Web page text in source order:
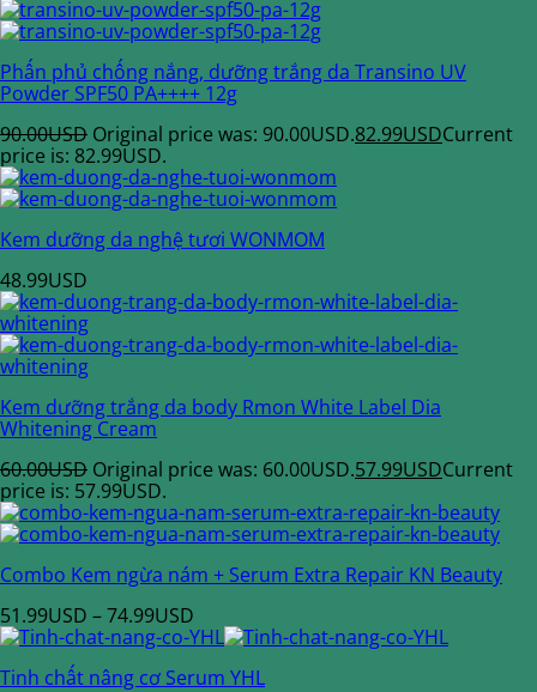
Phấn phủ chống nắng, dưỡng trắng da Transino UV
Powder SPF50 PA++++ 12g
90.00USD Original price was: 90.00USD.82.99USDCurrent
price is: 82.99USD.
Kem dưỡng da nghệ tươi WONMOM
48.99USD
Kem dưỡng trắng da body Rmon White Label Dia
Whitening Cream
60.00USD Original price was: 60.00USD.57.99USDCurrent
price is: 57.99USD.
Combo Kem ngừa nám + Serum Extra Repair KN Beauty
51.99USD –74.99USD
Tinh chất nâng cơ Serum YHL